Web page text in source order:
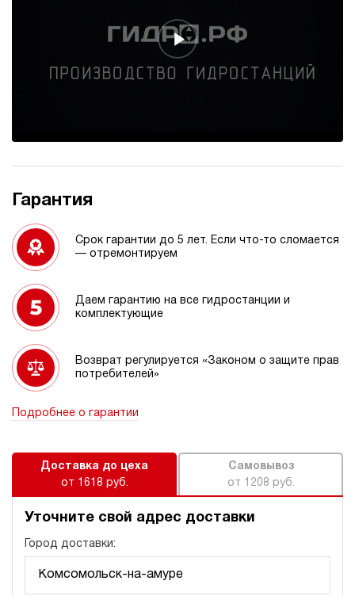
Гарантия
Срок гарантии до 5 лет. Если что-то сломается
— отремонтируем
Даем гарантию на все гидростанции и
комплектующие
Возврат регулируется «Законом о защите прав
потребителей»
Подробнее о гарантии
Доставка до цеха
от 1618 руб.
Самовывоз
от 1208 руб.
Уточните свой адрес доставки
Город доставки: